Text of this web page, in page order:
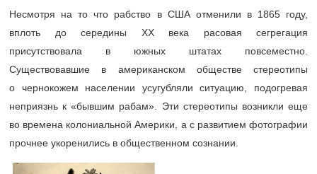
Несмотря на то что рабство в США отменили в 1865 году,
вплоть до середины XX века расовая сегрегация
присутствовала в южных штатах повсеместно.
Существовавшие в американском обществе стереотипы
о чернокожем населении усугубляли ситуацию, подогревая
неприязнь к «бывшим рабам». Эти стереотипы возникли еще
во времена колониальной Америки, а с развитием фотографии
прочнее укоренились в общественном сознании.